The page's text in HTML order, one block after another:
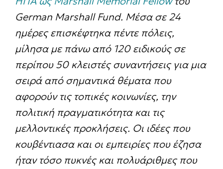
German Marshall Fund. Μέσα σε 24
ημέρες επισκέφτηκα πέντε πόλεις,
μίλησα με πάνω από 120 ειδικούς σε
περίπου 50 κλειστές συναντήσεις για μια
σειρά από σημαντικά θέματα που
αφορούν τις τοπικές κοινωνίες, την
πολιτική πραγματικότητα και τις
μελλοντικές προκλήσεις. Οι ιδέες που
κουβέντιασα και οι εμπειρίες που έζησα
ήταν τόσο πυκνές και πολυάριθμες που